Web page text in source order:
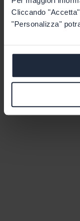
Cliccando
"Personalizza"